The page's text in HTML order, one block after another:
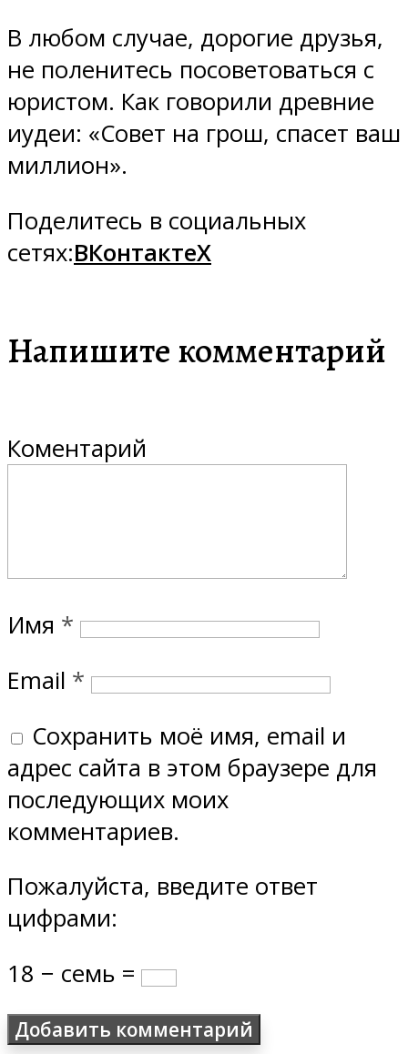
В любом случае, дорогие друзья,
не поленитесь посоветоваться с
юристом. Как говорили древние
иудеи: «Совет на грош, спасет ваш
миллион».
Поделитесь в социальных
сетях:ВКонтактеX
Напишите комментарий
Коментарий
Имя *
Email *
Сохранить моё имя, email и
адрес сайта в этом браузере для
последующих моих
комментариев.
Пожалуйста, введите ответ
цифрами:
18 − семь =